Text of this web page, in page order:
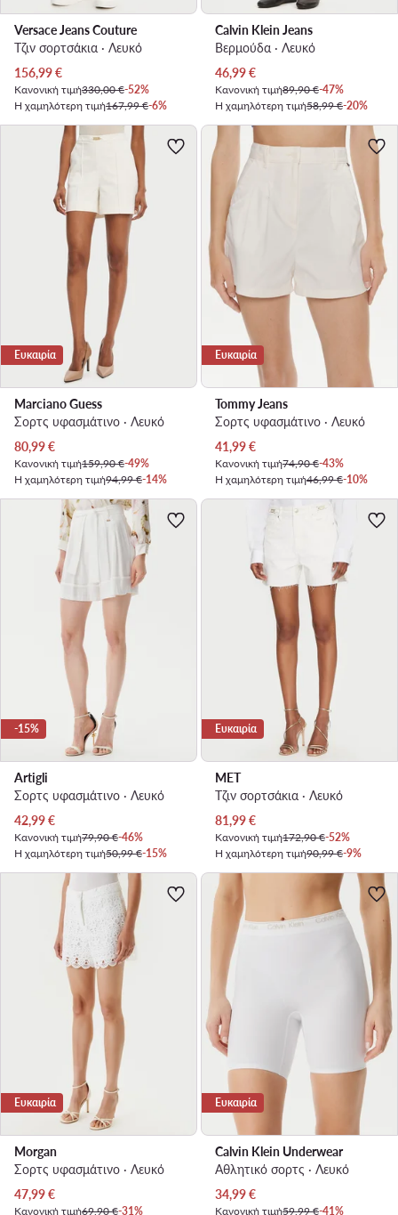
Versace Jeans Couture
Τζιν σορτσάκια · Λευκό
Τρέχουσα τιμή
156,99€
Κανονική τιμή330,00 €-52%
Η χαμηλότερη τιμή167,99 €-6%
Calvin Klein Jeans
Βερμούδα · Λευκό
Τρέχουσα τιμή
46,99€
Κανονική τιμή89,90 €-47%
Η χαμηλότερη τιμή58,99 €-20%
Ευκαιρία
Marciano Guess
Σορτς υφασμάτινο · Λευκό
Τρέχουσα τιμή
80,99€
Κανονική τιμή159,90 €-49%
Η χαμηλότερη τιμή94,99 €-14%
Ευκαιρία
Tommy Jeans
Σορτς υφασμάτινο · Λευκό
Τρέχουσα τιμή
41,99€
Κανονική τιμή74,90 €-43%
Η χαμηλότερη τιμή46,99 €-10%
-15%
Artigli
Σορτς υφασμάτινο · Λευκό
Τρέχουσα τιμή
42,99€
Κανονική τιμή79,90 €-46%
Η χαμηλότερη τιμή50,99 €-15%
Ευκαιρία
MET
Τζιν σορτσάκια · Λευκό
Τρέχουσα τιμή
81,99€
Κανονική τιμή172,90 €-52%
Η χαμηλότερη τιμή90,99 €-9%
Ευκαιρία
Morgan
Σορτς υφασμάτινο · Λευκό
Τρέχουσα τιμή
47,99€
Κανονική τιμή69,90 €-31%
Ευκαιρία
Calvin Klein Underwear
Αθλητικό σορτς · Λευκό
Τρέχουσα τιμή
34,99€
Κανονική τιμή59,99 €-41%